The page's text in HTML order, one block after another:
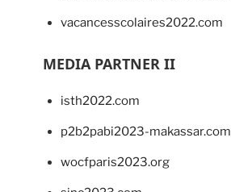
vacancesscolaires2022.com
MEDIA PARTNER II
isth2022.com
p2b2pabi2023-makassar.com
wocfparis2023.org